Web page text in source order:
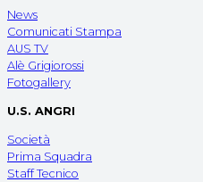
News
Comunicati Stampa
AUS TV
Alè Grigiorossi
Fotogallery
U.S. ANGRI
Società
Prima Squadra
Staff Tecnico